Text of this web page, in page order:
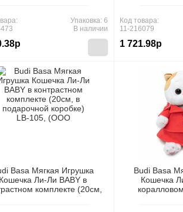
Упаковка: 6
В наличии
Код товара:
11-216079
1 721.98р
Basa Мягкая Игрушка
Кошечка Ли-Ли BABY в
комплекте (20см,
Budi Basa
Кошечка